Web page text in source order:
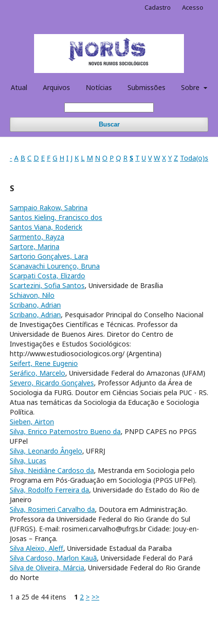
Atual Arquivos Notícias Submissões Sobre
Buscar
Cadastro Acesso
- A B C D E F G H I J K L M N O P Q R S T U V W X Y Z Toda(o)s
S
Sampaio Rakow, Sabrina
Santos Kieling, Francisco dos
Santos Viana, Roderick
Sarmento, Rayza
Sartore, Marina
Sartorio Gonçalves, Lara
Scanavachi Lourenço, Bruna
Scarpati Costa, Elizardo
Scartezini, Sofia Santos, Universidade de Brasília
Schiavon, Nilo
Scribano, Adrian
Scribano, Adrian, Pesquisador Principal do Conselho Nacional
de Investigações Científicas e Técnicas. Professor da
Universidade de Buenos Aires. Diretor do Centro de
Investigações e Estudos Sociológicos:
http://www.estudiosociologicos.org/ (Argentina)
Seifert, Rene Eugenio
Seráfico, Marcelo, Universidade Federal do Amazonas (UFAM)
Severo, Ricardo Gonçalves, Professor Adjunto da Área de
Sociologia da FURG. Doutor em Ciências Sociais pela PUC - RS.
Atua nas temáticas da Sociologia da Educação e Sociologia
Política.
Sieben, Airton
Silva, Enrico Paternostro Bueno da, PNPD CAPES no PPGS
UFPel
Silva, Leonardo Ângelo, UFRRJ
Silva, Lucas
Silva, Neidiâne Cardoso da, Mestranda em Sociologia pelo
Programa em Pós-Graduação em Sociologia (PPGS UFPel).
Silva, Rodolfo Ferreira da, Universidade do Estado do Rio de
Janeiro
Silva, Rosimeri Carvalho da, Doutora em Administração.
Professora da Universidade Federal do Rio Grande do Sul
(UFRGS). E-mail: rosimeri.carvalho@ufrgs.br Cidade: Jouy-en-
Josas – França.
Silva Aleixo, Aleff, Universidade Estadual da Paraíba
Silva Cardoso, Marlon Kauã, Universidade Federal do Pará
Silva de Oliveira, Márcia, Universidade Federal do Rio Grande
do Norte
1 a 25 de 44 itens 1 2 > >>